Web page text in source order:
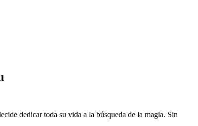
dedicar toda su vida a la búsqueda de la magia. Sin